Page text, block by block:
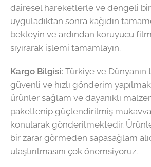
dairesel hareketlerle ve dengeli bir
uyguladıktan sonra kağıdın
bekleyin ve ardından koruyucu
sıyırarak işlemi tamamlayın.
Kargo Bilgisi: Türkiye ve
güvenli ve hızlı gönderim
ürünler sağlam ve dayanıklı
paketlenip güçlendirilmiş
konularak gönderilmektedir.
bir zarar görmeden sapasağlam
ulaştırılmasını çok önemsiyoruz.